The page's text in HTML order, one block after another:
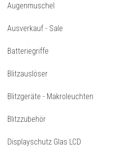
IHR WARENKORB IST NOCH LEER.
Augenmuschel
Ausverkauf - Sale
Batteriegriffe
Blitzauslöser
Blitzgeräte - Makroleuchten
Blitzzubehör
Displayschutz Glas LCD